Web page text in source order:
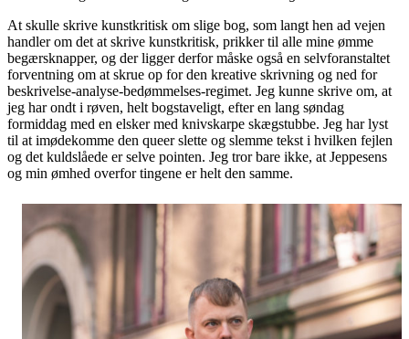
At skulle skrive kunstkritisk om slige bog, som langt hen ad vejen
handler om det at skrive kunstkritisk, prikker til alle mine ømme
begærsknapper, og der ligger derfor måske også en selvforanstaltet
forventning om at skrue op for den kreative skrivning og ned for
beskrivelse-analyse-bedømmelses-regimet. Jeg kunne skrive om, at
jeg har ondt i røven, helt bogstaveligt, efter en lang søndag
formiddag med en elsker med knivskarpe skægstubbe. Jeg har lyst
til at imødekomme den queer slette og slemme tekst i hvilken fejlen
og det kuldslåede er selve pointen. Jeg tror bare ikke, at Jeppesens
og min ømhed overfor tingene er helt den samme.